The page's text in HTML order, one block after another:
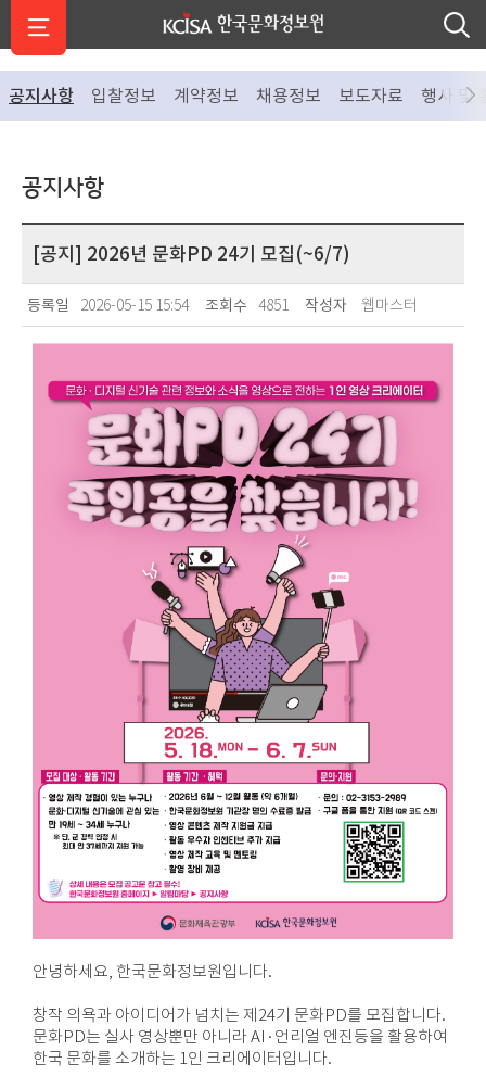
공지사항 입찰정보 계약정보 채용정보 보도자료 행사 및
공지사항
[공지] 2026년 문화PD 24기 모집(~6/7)
등록일 2026-05-15 15:54 조회수 4851 작성자 웹마스터
안녕하세요, 한국문화정보원입니다.
창작 의욕과 아이디어가 넘치는 제24기 문화PD를 모집합니다.
문화PD는 실사 영상뿐만 아니라 AI·언리얼 엔진등을 활용하여
한국 문화를 소개하는 1인 크리에이터입니다.